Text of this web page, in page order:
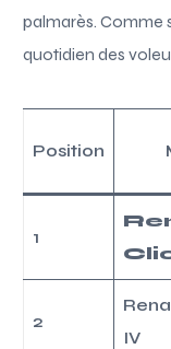
palmarès. Comme
quotidien des
Position
1
2
IV